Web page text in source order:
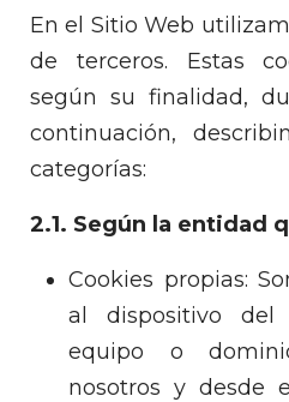
En el Sitio Web
de terceros. Estas
según su finalidad,
continuación,
categorías:
2.1. Según la entidad
Cookies propias:
al dispositivo del
equipo o
nosotros y desde